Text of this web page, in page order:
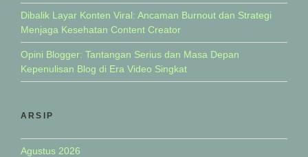
Dibalik Layar Konten Viral: Ancaman Burnout dan Strategi
Menjaga Kesehatan Content Creator
Opini Blogger: Tantangan Serius dan Masa Depan
Kepenulisan Blog di Era Video Singkat
ARSIP
Agustus 2026